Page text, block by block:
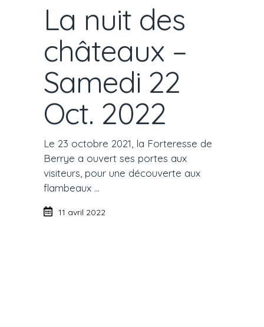
La nuit des
châteaux –
Samedi 22
Oct. 2022
Le 23 octobre 2021, la Forteresse de
Berrye a ouvert ses portes aux
visiteurs, pour une découverte aux
flambeaux
11 avril 2022